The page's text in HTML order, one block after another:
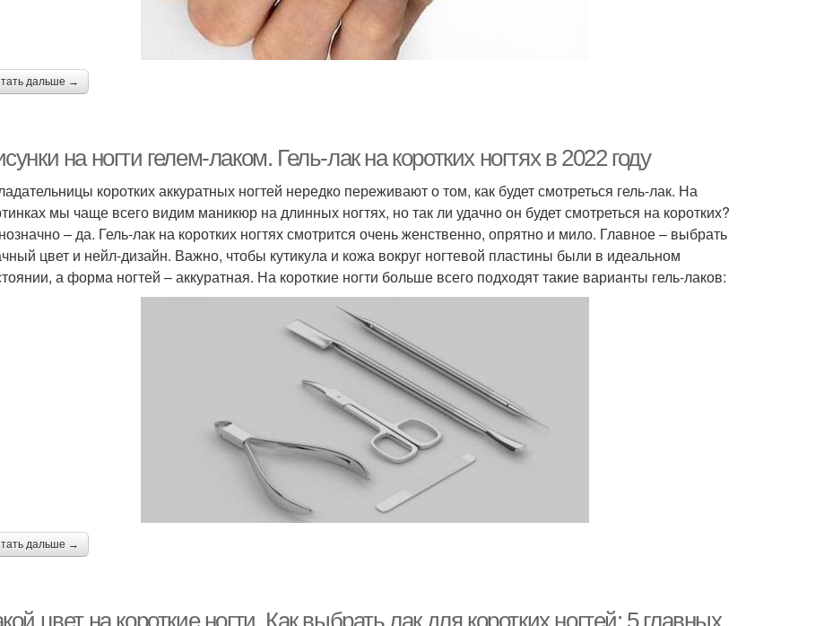
дальше →
на ногти гелем-лаком. Гель-лак на коротких ногтях в 2022 году
коротких аккуратных ногтей нередко переживают о том, как будет смотреться гель-лак. На
мы чаще всего видим маникюр на длинных ногтях, но так ли удачно он будет смотреться на коротких?
– да. Гель-лак на коротких ногтях смотрится очень женственно, опрятно и мило. Главное – выбрать
цвет и нейл-дизайн. Важно, чтобы кутикула и кожа вокруг ногтевой пластины были в идеальном
а форма ногтей – аккуратная. На короткие ногти больше всего подходят такие варианты гель-лаков:
дальше →
цвет на короткие ногти. Как выбрать лак для коротких ногтей: 5 главных